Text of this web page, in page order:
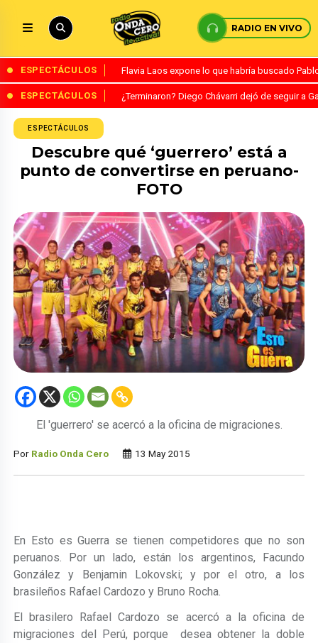
RADIO EN VIVO
ESPECTÁCULOS Flavia Laos expone lo que habría buscado
ESPECTÁCULOS ¿Terminaron? Diego Chávarri dejó de seguir a
ESPECTÁCULOS
Descubre qué ‘guerrero’ está a
punto de convertirse en peruano-
FOTO
El 'guerrero' se acercó a la oficina de migraciones.
Por Radio Onda Cero 13 May 2015
En Esto es Guerra se tienen competidores que no son
peruanos. Por un lado, están los argentinos, Facundo
González y Benjamin Lokovski; y por el otro, a los
brasileños Rafael Cardozo y Bruno Rocha.
El brasilero Rafael Cardozo se acercó a la oficina de
migraciones del Perú, porque desea obtener la doble